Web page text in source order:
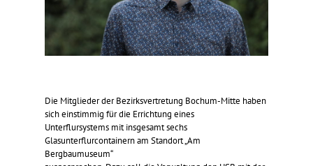
Die Mitglieder der Bezirksvertretung Bochum-Mitte haben
sich einstimmig für die Errichtung eines
Unterflursystems mit insgesamt sechs
Glasunterflurcontainern am Standort „Am
Bergbaumuseum“